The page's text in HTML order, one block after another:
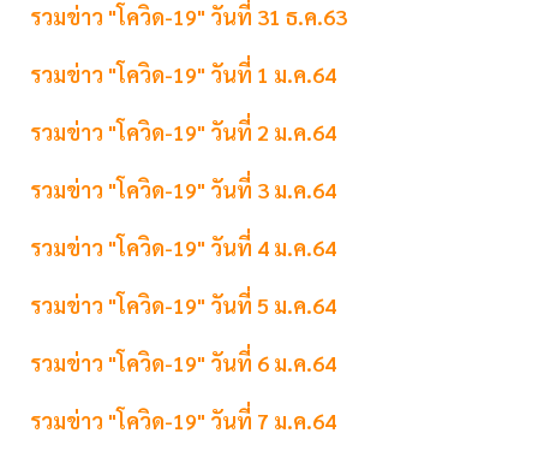
รวมข่าว "โควิด-19" วันที่ 31 ธ.ค.63
รวมข่าว "โควิด-19" วันที่ 1 ม.ค.64
รวมข่าว "โควิด-19" วันที่ 2 ม.ค.64
รวมข่าว "โควิด-19" วันที่ 3 ม.ค.64
รวมข่าว "โควิด-19" วันที่ 4 ม.ค.64
รวมข่าว "โควิด-19" วันที่ 5 ม.ค.64
รวมข่าว "โควิด-19" วันที่ 6 ม.ค.64
รวมข่าว "โควิด-19" วันที่ 7 ม.ค.64